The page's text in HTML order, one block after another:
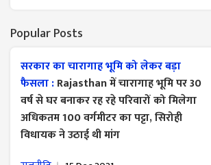
Popular Posts
सरकार का चारागाह भूमि को लेकर बड़ा
फैसला :Rajasthan में चारागाह भूमि पर 30
वर्ष से घर बनाकर रह रहे परिवारों को मिलेगा
अधिकतम 100 वर्गमीटर का पट्टा, सिरोही
विधायक ने उठाई थी मांग